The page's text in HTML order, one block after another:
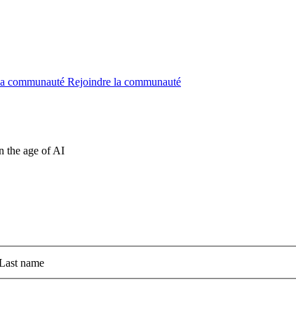
communauté Rejoindre la communauté
the age of AI
name